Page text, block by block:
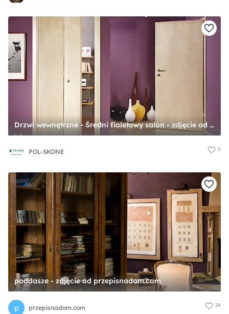
Drzwi wewnętrzne - Średni fioletowy salon - zdjęcie od POL-SKONE
POL-SKONE 0
poddasze - zdjęcie od przepisnadom.com
p przepisnadom.com 24